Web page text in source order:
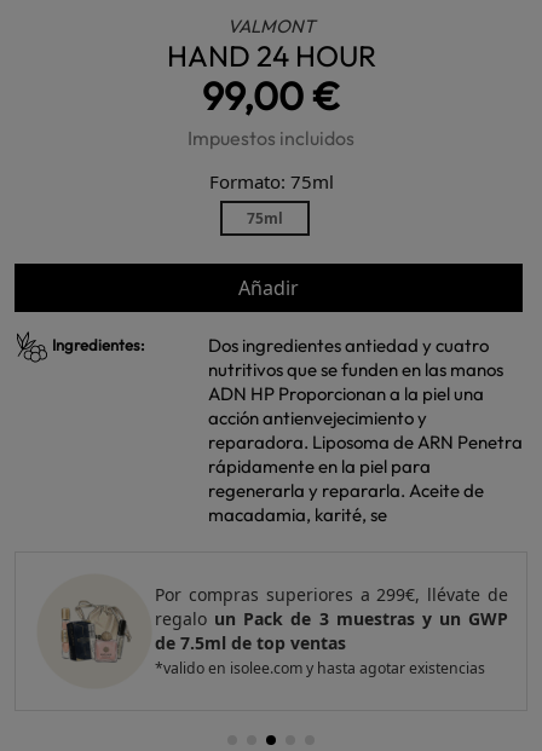
VALMONT
HAND 24 HOUR
99,00 €
Impuestos incluidos
Formato: 75ml
75ml
Añadir
Ingredientes:
Dos ingredientes antiedad y cuatro
nutritivos que se funden en las manos
ADN HP Proporcionan a la piel una
acción antienvejecimiento y
reparadora. Liposoma de ARN Penetra
rápidamente en la piel para
regenerarla y repararla. Aceite de
macadamia, karité, se
Por compras superiores a 299€, llévate de
regalo un Pack de 3 muestras y un GWP
de 7.5ml de top ventas
*valido en isolee.com y hasta agotar existencias